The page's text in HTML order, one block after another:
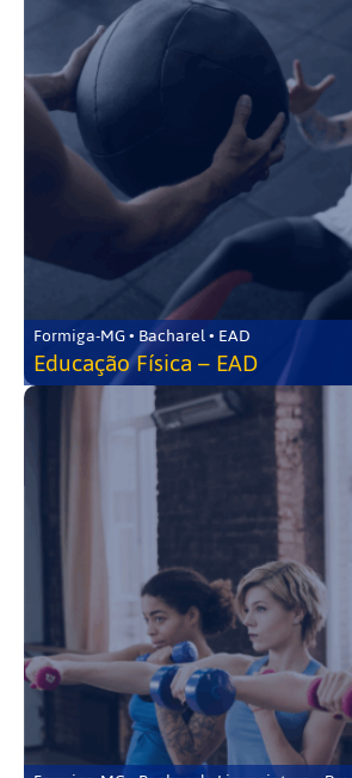
Formiga-MG • Bacharel • EAD
Educação Física – EAD